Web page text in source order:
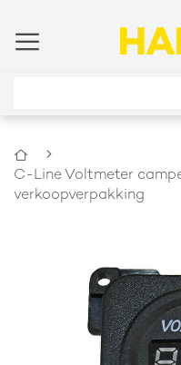
Home
C-Line Voltmeter
verkoopverpakking